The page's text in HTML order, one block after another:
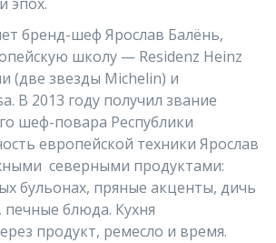
бренд-шеф Ярослав Балёнь,
школу — Residenz Heinz
(две звезды Michelin) и
В 2013 году получил звание
шеф-повара Республики
европейской техники Ярослав
северными продуктами:
бульонах, пряные акценты, дичь
блюда. Кухня
продукт, ремесло и время.